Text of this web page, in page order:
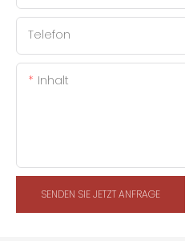
Telefon
Inhalt
SENDEN SIE JETZT ANFRAGE